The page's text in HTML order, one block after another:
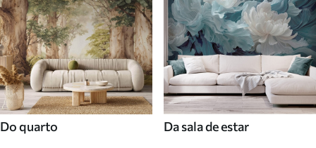
Do quarto Da sala de estar